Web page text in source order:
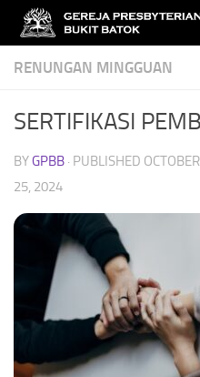
Skip to content
RENUNGAN MINGGUAN
SERTIFIKASI
BYGPBB · PUBLISHED
25, 2024